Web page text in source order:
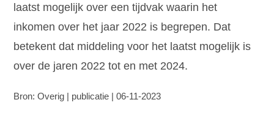
laatst mogelijk over een tijdvak waarin het
inkomen over het jaar 2022 is begrepen. Dat
betekent dat middeling voor het laatst mogelijk is
over de jaren 2022 tot en met 2024.
Bron: Overig | publicatie | 06-11-2023